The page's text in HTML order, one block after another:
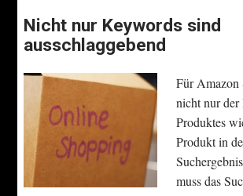
Nicht nur Keywords sind
ausschlaggebend
Für Amazon
nicht nur der
Produktes
Produkt in
muss das